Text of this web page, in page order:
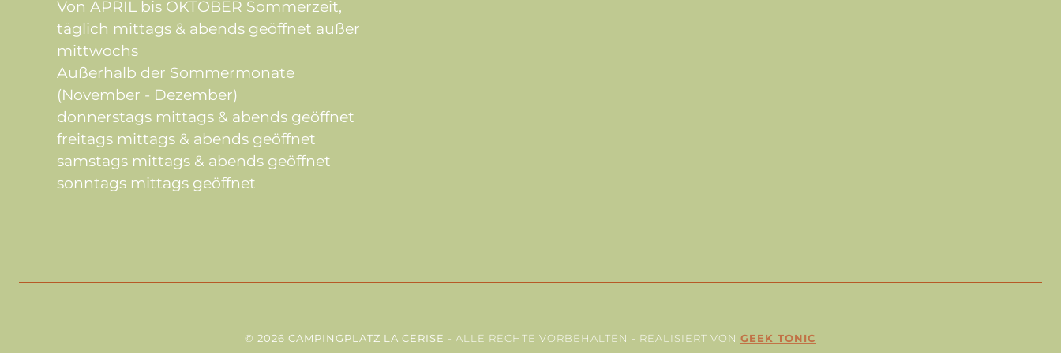
Von APRIL bis OKTOBER Sommerzeit,
täglich mittags & abends geöffnet außer
mittwochs
Außerhalb der Sommermonate
(November - Dezember)
donnerstags mittags & abends geöffnet
freitags mittags & abends geöffnet
samstags mittags & abends geöffnet
sonntags mittags geöffnet
© 2026 CAMPINGPLATZ LA CERISE - ALLE RECHTE VORBEHALTEN - REALISIERT VON GEEK TONIC